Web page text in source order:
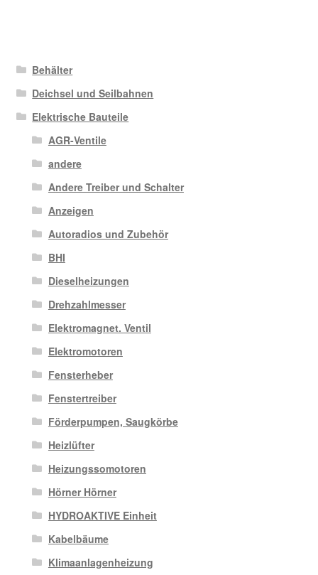
Behälter
Deichsel und Seilbahnen
Elektrische Bauteile
AGR-Ventile
andere
Andere Treiber und Schalter
Anzeigen
Autoradios und Zubehör
BHI
Dieselheizungen
Drehzahlmesser
Elektromagnet. Ventil
Elektromotoren
Fensterheber
Fenstertreiber
Förderpumpen, Saugkörbe
Heizlüfter
Heizungssomotoren
Hörner Hörner
HYDROAKTIVE Einheit
Kabelbäume
Klimaanlagenheizung